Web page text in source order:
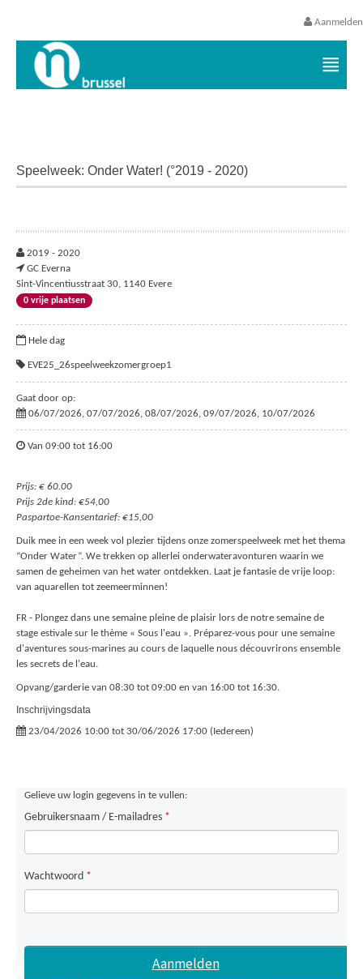
Aanmelden
Speelweek: Onder Water! (°2019 - 2020)
2019 - 2020
GC Everna
Sint-Vincentiusstraat 30, 1140 Evere
0 vrije plaatsen
Hele dag
EVE25_26speelweekzomergroep1
Gaat door op:
06/07/2026, 07/07/2026, 08/07/2026, 09/07/2026, 10/07/2026
Van 09:00 tot 16:00
Prijs: € 60.00
Prijs 2de kind: €54,00
Paspartoe-Kansentarief: €15,00
Duik mee in een week vol plezier tijdens onze zomerspeelweek met het thema
“Onder Water”. We trekken op allerlei onderwateravonturen waarin we
samen de geheimen van het water ontdekken. Laat je fantasie de vrije loop:
van aquarellen tot zeemeerminnen!
FR - Plongez dans une semaine pleine de plaisir lors de notre semaine de
stage estivale sur le thème « Sous l'eau ». Préparez-vous pour une semaine
d'aventures sous-marines au cours de laquelle nous découvrirons ensemble
les secrets de l'eau.
Opvang/garderie van 08:30 tot 09:00 en van 16:00 tot 16:30.
Inschrijvingsdata
23/04/2026 10:00 tot 30/06/2026 17:00 (Iedereen)
Gelieve uw login gegevens in te vullen:
Gebruikersnaam / E-mailadres *
Wachtwoord *